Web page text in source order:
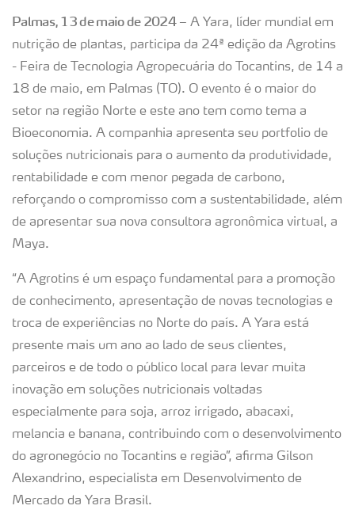
Palmas, 13 de maio de 2024– A Yara, líder mundial em
nutrição de plantas, participa da 24ª edição da Agrotins
- Feira de Tecnologia Agropecuária do Tocantins, de 14 a
18 de maio, em Palmas (TO). O evento é o maior do
setor na região Norte e este ano tem como tema a
Bioeconomia. A companhia apresenta seu portfolio de
soluções nutricionais para o aumento da produtividade,
rentabilidade e com menor pegada de carbono,
reforçando o compromisso com a sustentabilidade, além
de apresentar sua nova consultora agronômica virtual, a
Maya.
“A Agrotins é um espaço fundamental para a promoção
de conhecimento, apresentação de novas tecnologias e
troca de experiências no Norte do país. A Yara está
presente mais um ano ao lado de seus clientes,
parceiros e de todo o público local para levar muita
inovação em soluções nutricionais voltadas
especialmente para soja, arroz irrigado, abacaxi,
melancia e banana, contribuindo com o desenvolvimento
do agronegócio no Tocantins e região”, afirma Gilson
Alexandrino, especialista em Desenvolvimento de
Mercado da Yara Brasil.